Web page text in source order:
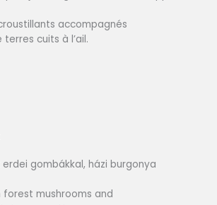
accompagnés
cuits à l’ail.
gombákkal, házi burgonya
mushrooms and